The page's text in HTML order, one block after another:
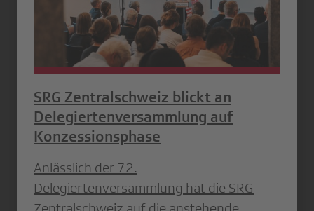
SRG Zentralschweiz blickt an
Delegiertenversammlung auf
Konzessionsphase
Anlässlich der 72.
Delegiertenversammlung hat die SRG